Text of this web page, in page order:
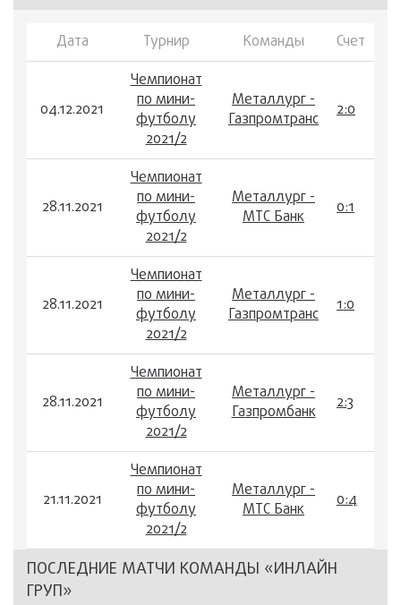
Дата Турнир Команды Счет
04.12.2021
Чемпионат
по мини-
футболу
2021/2
Металлург -
Газпромтранс
2:0
28.11.2021
Чемпионат
по мини-
футболу
2021/2
Металлург -
МТС Банк
0:1
28.11.2021
Чемпионат
по мини-
футболу
2021/2
Металлург -
Газпромтранс
1:0
28.11.2021
Чемпионат
по мини-
футболу
2021/2
Металлург -
Газпромбанк
2:3
21.11.2021
Чемпионат
по мини-
футболу
2021/2
Металлург -
МТС Банк
0:4
ПОСЛЕДНИЕ МАТЧИ КОМАНДЫ «ИНЛАЙН
ГРУП»